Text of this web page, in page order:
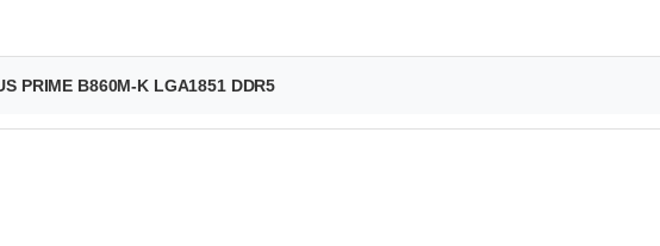
PRIME B860M-K LGA1851 DDR5